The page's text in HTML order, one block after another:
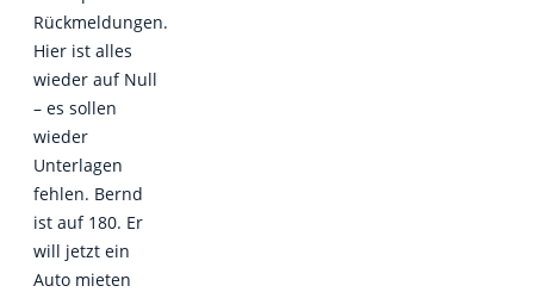
Rückmeldungen.
Hier ist alles
wieder auf Null
– es sollen
wieder
Unterlagen
fehlen. Bernd
ist auf 180. Er
will jetzt ein
Auto mieten